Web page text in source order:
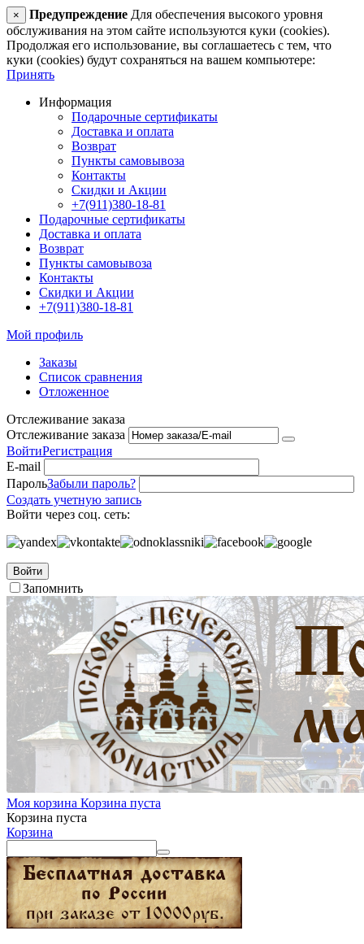
× Предупреждение Для обеспечения высокого уровня
обслуживания на этом сайте используются куки (cookies).
Продолжая его использование, вы соглашаетесь с тем, что
куки (cookies) будут сохраняться на вашем компьютере:
Принять
Информация
Подарочные сертификаты
Доставка и оплата
Возврат
Пункты самовывоза
Контакты
Скидки и Акции
+7(911)380-18-81
Подарочные сертификаты
Доставка и оплата
Возврат
Пункты самовывоза
Контакты
Скидки и Акции
+7(911)380-18-81
Мой профиль
Заказы
Список сравнения
Отложенное
Отслеживание заказа
Отслеживание заказа
ВойтиРегистрация
E-mail
ПарольЗабыли пароль?
Создать учетную запись
Войти через соц. сеть:
Войти
Запомнить
Моя корзина Корзина пуста
Корзина пуста
Корзина